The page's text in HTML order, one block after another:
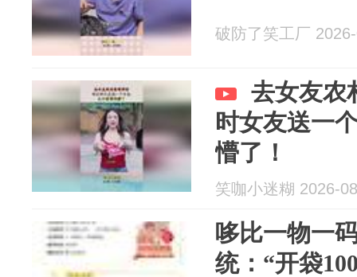
破防了笑工厂
去女友农
时女友送一
懵了！
笑咖小迷糊 2026-
哆比一物一
统：“开袋